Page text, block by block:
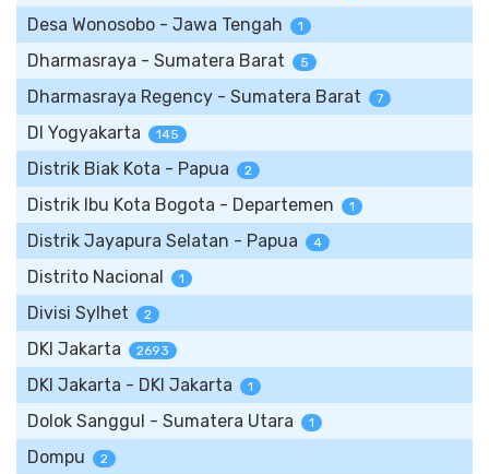
Desa Wonosobo - Jawa Tengah 1
Dharmasraya - Sumatera Barat 5
Dharmasraya Regency - Sumatera Barat 7
DI Yogyakarta 145
Distrik Biak Kota - Papua 2
Distrik Ibu Kota Bogota - Departemen 1
Distrik Jayapura Selatan - Papua 4
Distrito Nacional 1
Divisi Sylhet 2
DKI Jakarta 2693
DKI Jakarta - DKI Jakarta 1
Dolok Sanggul - Sumatera Utara 1
Dompu 2